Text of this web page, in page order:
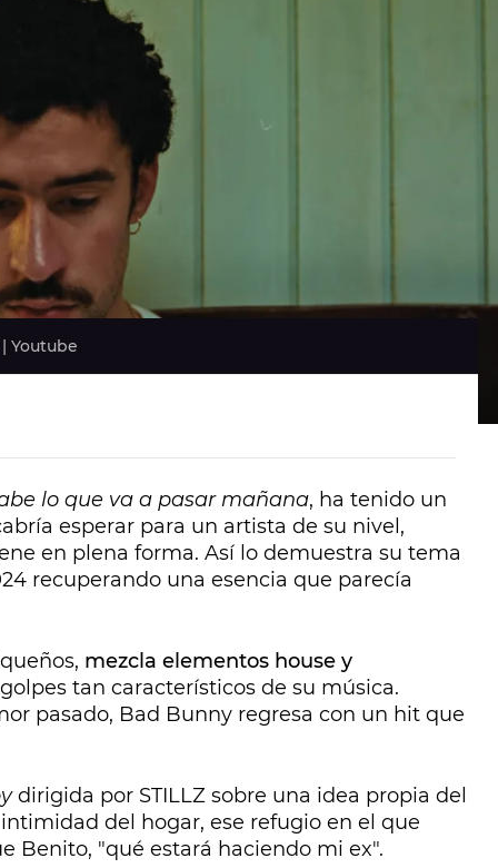
Youtube
lo que va a pasar mañana, ha tenido un
esperar para un artista de su nivel,
en plena forma. Así lo demuestra su tema
recuperando una esencia que parecía
mezcla elementos house y
tan característicos de su música.
pasado, Bad Bunny regresa con un hit que
dirigida por STILLZ sobre una idea propia del
del hogar, ese refugio en el que
Benito, "qué estará haciendo mi ex".